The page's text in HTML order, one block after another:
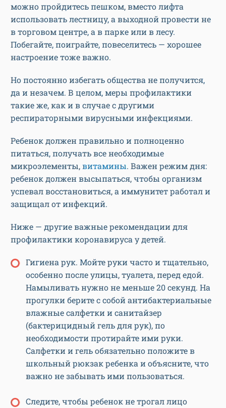
можно пройдитесь пешком, вместо лифта
использовать лестницу, а выходной провести не
в торговом центре, а в парке или в лесу.
Побегайте, поиграйте, повеселитесь — хорошее
настроение тоже важно.
Но постоянно избегать общества не получится,
да и незачем. В целом, меры профилактики
такие же, как и в случае с другими
респираторными вирусными инфекциями.
Ребенок должен правильно и полноценно
питаться, получать все необходимые
микроэлементы,витамины. Важен режим дня:
ребенок должен высыпаться, чтобы организм
успевал восстановиться, а иммунитет работал и
защищал от инфекций.
Ниже — другие важные рекомендации для
профилактики коронавируса у детей.
Гигиена рук. Мойте руки часто и тщательно,
особенно после улицы, туалета, перед едой.
Намыливать нужно не меньше 20 секунд. На
прогулки берите с собой антибактериальные
влажные салфетки и санитайзер
(бактерицидный гель для рук), по
необходимости протирайте ими руки.
Салфетки и гель обязательно положите в
школьный рюкзак ребенка и объясните, что
важно не забывать ими пользоваться.
Следите, чтобы ребенок не трогал лицо